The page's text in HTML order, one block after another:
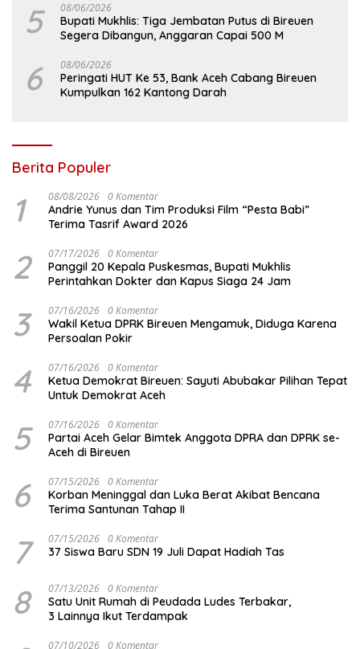
5 08/06/2026
Bupati Mukhlis: Tiga Jembatan Putus di Bireuen
Segera Dibangun, Anggaran Capai 500 M
6 08/06/2026
Peringati HUT Ke 53, Bank Aceh Cabang Bireuen
Kumpulkan 162 Kantong Darah
Berita Populer
1 08/08/2026 0 Komentar
Andrie Yunus dan Tim Produksi Film “Pesta Babi”
Terima Tasrif Award 2026
2 07/17/2026 0 Komentar
Panggil 20 Kepala Puskesmas, Bupati Mukhlis
Perintahkan Dokter dan Kapus Siaga 24 Jam
3 07/16/2026 0 Komentar
Wakil Ketua DPRK Bireuen Mengamuk, Diduga Karena
Persoalan Pokir
4 07/16/2026 0 Komentar
Ketua Demokrat Bireuen: Sayuti Abubakar Pilihan Tepat
Untuk Demokrat Aceh
5 07/16/2026 0 Komentar
Partai Aceh Gelar Bimtek Anggota DPRA dan DPRK se-
Aceh di Bireuen
6 07/15/2026 0 Komentar
Korban Meninggal dan Luka Berat Akibat Bencana
Terima Santunan Tahap II
7 07/15/2026 0 Komentar
37 Siswa Baru SDN 19 Juli Dapat Hadiah Tas
8 07/13/2026 0 Komentar
Satu Unit Rumah di Peudada Ludes Terbakar,
3 Lainnya Ikut Terdampak
07/10/2026 0 Komentar